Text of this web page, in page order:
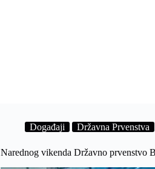
Događaji Državna Prvenstva
Narednog vikenda Državno prvenstvo